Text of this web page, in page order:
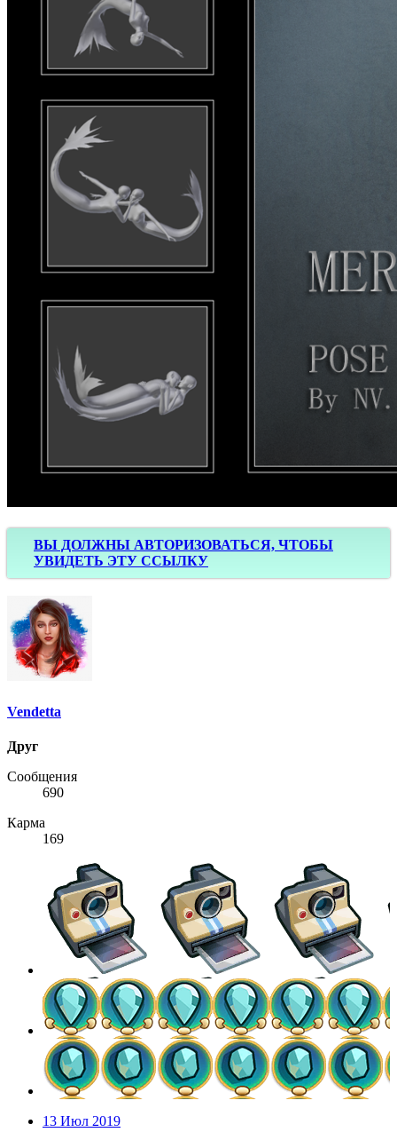
ВЫ ДОЛЖНЫ АВТОРИЗОВАТЬСЯ, ЧТОБЫ
УВИДЕТЬ ЭТУ ССЫЛКУ
Vendetta
Друг
Сообщения
690
Карма
169
13 Июл 2019